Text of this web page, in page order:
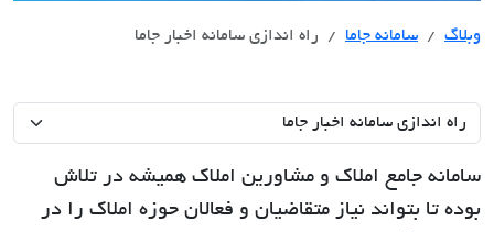
وبلاگ سامانه جاما راه اندازی سامانه اخبار جاما
سامانه جامع املاک و مشاورین املاک همیشه در تلاش
بوده تا بتواند نیاز متقاضیان و فعالان حوزه املاک را در